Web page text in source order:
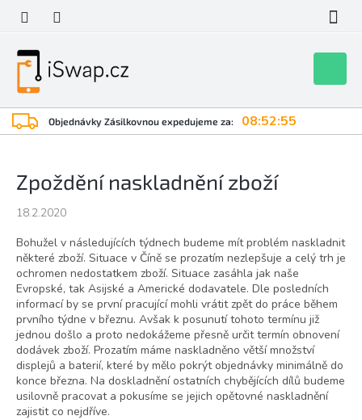
obsah
Objednávky Zásilkovnou expedujeme za: 08:52:55
košík
Zpoždění naskladnění zboží
18.2.2020
Bohužel v následujících týdnech budeme mít problém naskladnit
některé zboží. Situace v Číně se prozatím nezlepšuje a celý trh je
ochromen nedostatkem zboží. Situace zasáhla jak naše
Evropské, tak Asijské a Americké dodavatele. Dle posledních
informací by se první pracující mohli vrátit zpět do práce během
prvního týdne v březnu. Avšak k posunutí tohoto termínu již
jednou došlo a proto nedokážeme přesně určit termín obnovení
dodávek zboží. Prozatím máme naskladněno větší množství
displejů a baterií, které by mělo pokrýt objednávky minimálně do
konce března. Na doskladnění ostatních chybějících dílů budeme
usilovně pracovat a pokusíme se jejich opětovné naskladnění
zajistit co nejdříve.